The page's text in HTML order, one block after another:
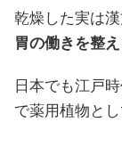
乾燥した実は漢
胃の働きを整
日本でも江戸
で薬用植物と